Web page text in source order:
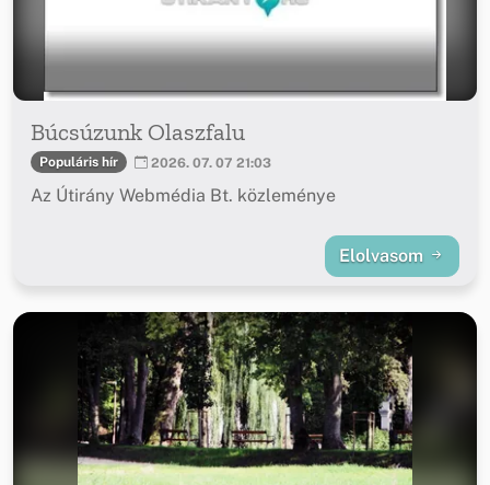
Búcsúzunk Olaszfalu
Populáris hír 2026. 07. 07 21:03
Az Útirány Webmédia Bt. közleménye
Elolvasom